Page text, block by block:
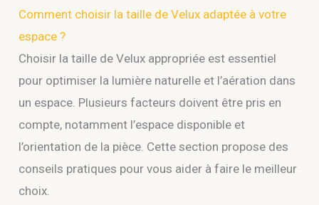
Comment choisir la taille de Velux adaptée à votre
espace ?
Choisir la taille de Velux appropriée est essentiel
pour optimiser la lumière naturelle et l’aération dans
un espace. Plusieurs facteurs doivent être pris en
compte, notamment l’espace disponible et
l’orientation de la pièce. Cette section propose des
conseils pratiques pour vous aider à faire le meilleur
choix.